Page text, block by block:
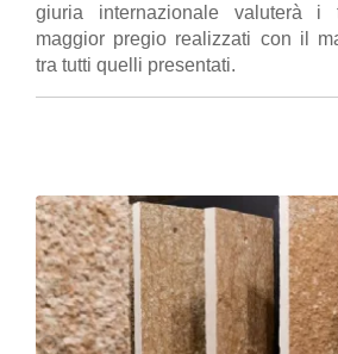
giuria internazionale valuterà i
maggior pregio realizzati con il
tra tutti quelli presentati.